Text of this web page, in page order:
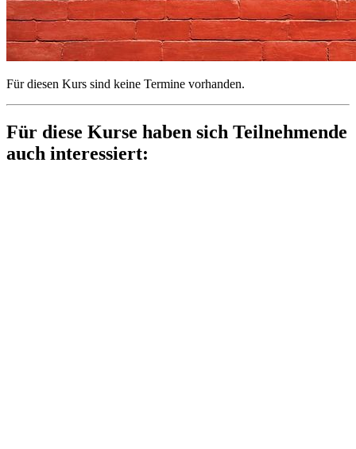
Für diesen Kurs sind keine Termine vorhanden.
Für diese Kurse haben sich Teilnehmende
auch interessiert: